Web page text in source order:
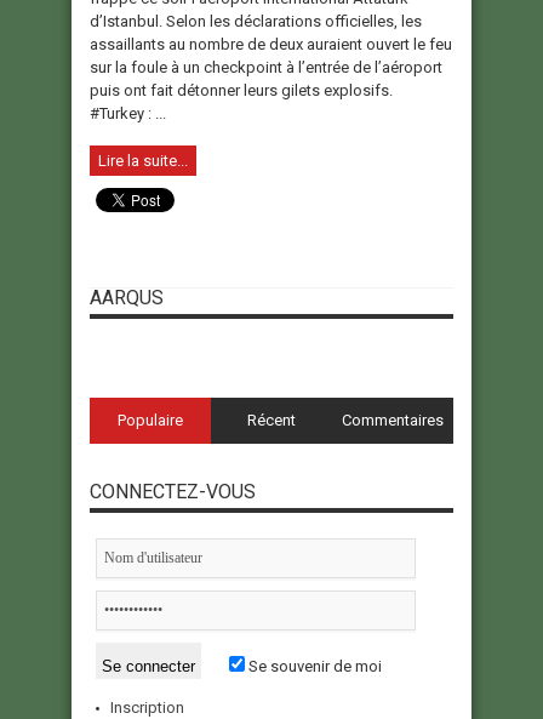
d’Istanbul. Selon les déclarations officielles, les
assaillants au nombre de deux auraient ouvert le feu
sur la foule à un checkpoint à l’entrée de l’aéroport
puis ont fait détonner leurs gilets explosifs.
#Turkey : ...
Lire la suite...
AARQUS
Populaire Récent Commentaires
CONNECTEZ-VOUS
Se souvenir de moi
Inscription